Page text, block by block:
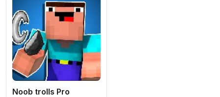
Noob trolls Pro